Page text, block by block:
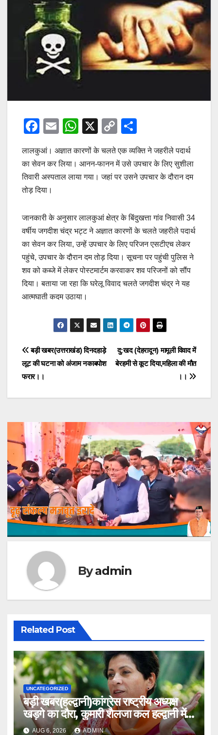
F
c
e
b
o
k
E
ail
W
at
s
p
X
C
p
y
k
ar
e
लालकुआं। अज्ञात कारणों के चलते एक व्यक्ति ने जहरीले पदार्थ
का सेवन कर लिया। आनन-फानन में उसे उपचार के लिए सुशीला
तिवारी अस्पताल लाया गया। जहां पर उसने उपचार के दौरान दम
तोड़ दिया।
जानकारी के अनुसार लालकुआं क्षेत्र के बिंदुखत्ता गांव निवासी 34
वर्षीय जगदीश चंद्र भट्ट ने अज्ञात कारणों के चलते जहरीले पदार्थ
का सेवन कर लिया, उन्हें उपचार के लिए परिजन एसटीएच लेकर
पहुंचे, उपचार के दौरान दम तोड़ दिया। सूचना पर पहुंची पुलिस ने
शव को कब्जे में लेकर पोस्टमार्टम करवाकर शव परिजनों को सौंप
दिया। बताया जा रहा कि घरेलू विवाद चलते जगदीश चंद्र ने यह
आत्मघाती कदम उठाया।
Post
navigation
दु:खद (देहरादून) मामूली विवाद में
बेरहमी से कूट दिया,महिला की मौत
।।
बड़ी खबर(उत्तराखंड) दिनदहाड़े
लूट की घटना को अंजाम नकाबपोश
फरार।।
Byadmin
Related Post
UNCATEGORIZED
बड़ी खबर(हल्द्वानी)कांग्रेस राष्ट्रीय अध्यक्ष
खड़गे का दौरा, कुमारी शैलजा कल हल्द्वानी में
।।AUG 6, 2026 ADMIN